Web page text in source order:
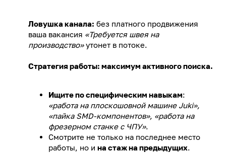
Ловушка канала: без платного продвижения
ваша вакансия «Требуется швея на
производство»утонет в потоке.
Стратегия работы: максимум активного поиска.
Ищите по специфическим навыкам:
«работа на плоскошовной машине Juki»,
«пайка SMD-компонентов», «работа на
фрезерном станке с ЧПУ».
Смотрите не только на последнее место
работы, но и на стаж на предыдущих.